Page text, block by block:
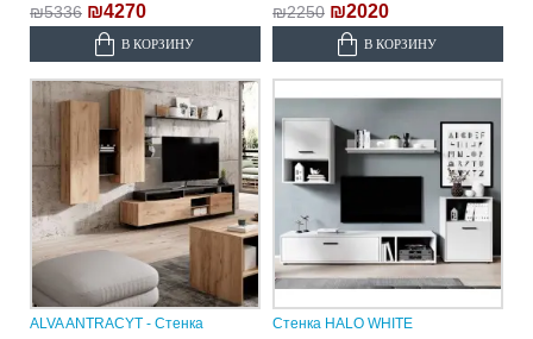
₪5336 ₪4270
В КОРЗИНУ
₪2250 ₪2020
В КОРЗИНУ
ALVA ANTRACYT - Стенка Стенка HALO WHITE